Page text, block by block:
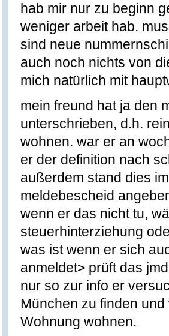
hab mir nur zu beginn
weniger arbeit hab.
sind neue
auch noch nichts von
mich natürlich mit
mein freund hat ja den
unterschrieben, d.h.
wohnen. war er an
er der definition nach
außerdem stand dies
meldebescheid
wenn er das nicht tu,
steuerhinterziehung
was ist wenn er sich
anmeldet> prüft das
nur so zur info er
München zu finden
Wohnung wohnen.